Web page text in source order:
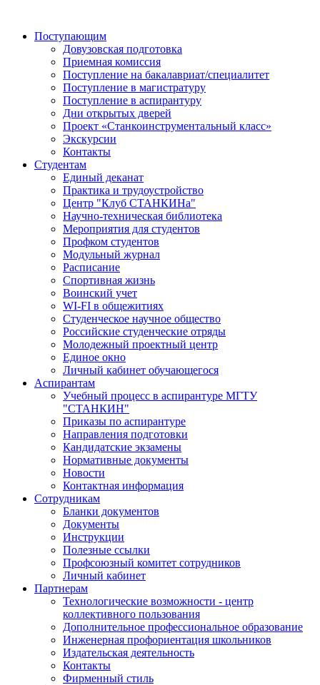
Поступающим
Довузовская подготовка
Приемная комиссия
Поступление на бакалавриат/специалитет
Поступление в магистратуру
Поступление в аспирантуру
Дни открытых дверей
Проект «Станкоинструментальный класс»
Экскурсии
Контакты
Студентам
Единый деканат
Практика и трудоустройство
Центр "Клуб СТАНКИНа"
Научно-техническая библиотека
Мероприятия для студентов
Профком студентов
Модульный журнал
Расписание
Спортивная жизнь
Воинский учет
WI-FI в общежитиях
Студенческое научное общество
Российские студенческие отряды
Молодежный проектный центр
Единое окно
Личный кабинет обучающегося
Аспирантам
Учебный процесс в аспирантуре МГТУ
"СТАНКИН"
Приказы по аспирантуре
Направления подготовки
Кандидатские экзамены
Нормативные документы
Новости
Контактная информация
Сотрудникам
Бланки документов
Документы
Инструкции
Полезные ссылки
Профсоюзный комитет сотрудников
Личный кабинет
Партнерам
Технологические возможности - центр
коллективного пользования
Дополнительное профессиональное образование
Инженерная профориентация школьников
Издательская деятельность
Контакты
Фирменный стиль